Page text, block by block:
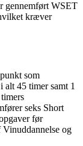
gennemført WSET
kræver
som
alt 45 timer samt 1
seks Short
før
og